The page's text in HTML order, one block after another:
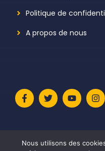
Politique de
A propos de nous
Nous utilisons des